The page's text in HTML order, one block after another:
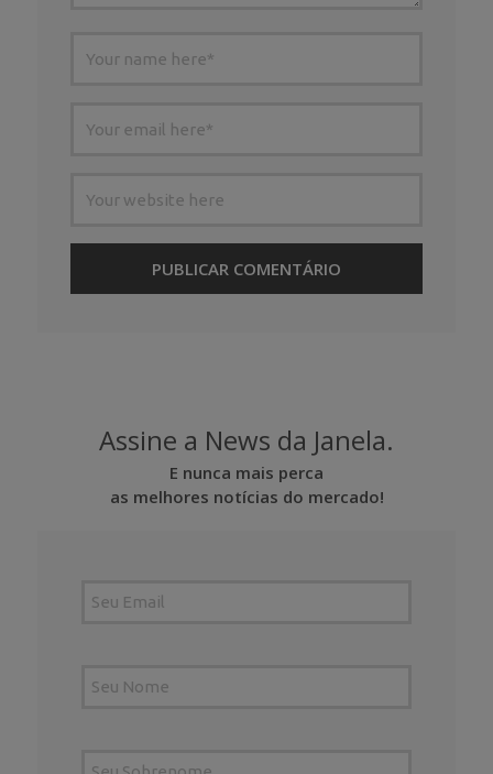
Assine a News da Janela.
E nunca mais perca
as melhores notícias do mercado!